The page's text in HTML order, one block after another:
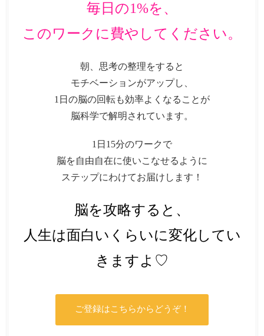
毎日の1%を、
このワークに費やしてください。
朝、思考の整理をすると
モチベーションがアップし、
1日の脳の回転も効率よくなることが
脳科学で解明されています。
1日15分のワークで
脳を自由自在に使いこなせるように
ステップにわけてお届けします！
脳を攻略すると、
人生は面白いくらいに変化してい
きますよ♡
ご登録はこちらからどうぞ！